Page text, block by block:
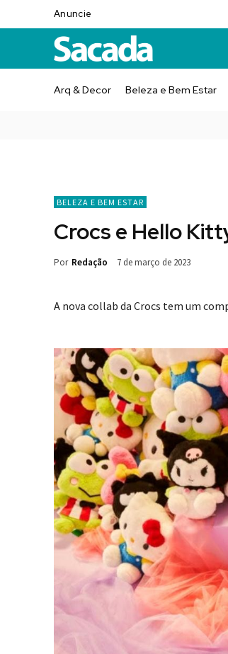
Anuncie
Arq & Decor Beleza e Bem Estar
BELEZA E BEM ESTAR
Crocs e Hello
Por Redação 7 de março de 2023
A nova collab da Crocs tem um